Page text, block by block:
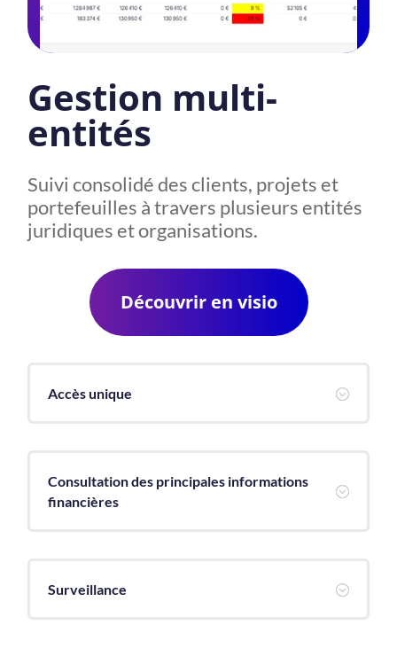
Gestion multi-
entités
Suivi consolidé des clients, projets et
portefeuilles à travers plusieurs entités
juridiques et organisations.
Découvrir en visio
;
Accès unique
;
Consultation des principales informations
financières
;
Surveillance